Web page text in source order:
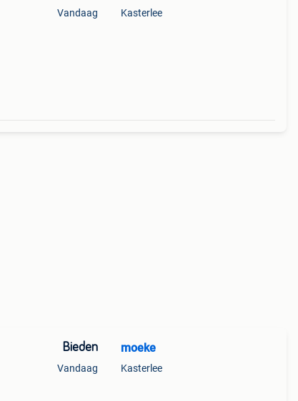
Vandaag Kasterlee
Bieden
Vandaag
moeke
Kasterlee